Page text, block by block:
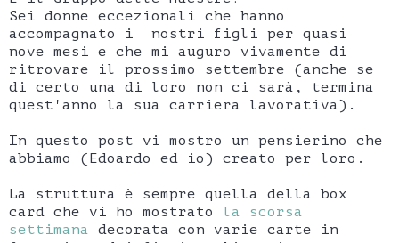
Sei donne eccezionali che hanno
accompagnato i nostri figli per quasi
nove mesi e che mi auguro vivamente di
ritrovare il prossimo settembre (anche se
di certo una di loro non ci sarà, termina
quest'anno la sua carriera lavorativa).
In questo post vi mostro un pensierino che
abbiamo (Edoardo ed io) creato per loro.
La struttura è sempre quella della box
card che vi ho mostrato la scorsa
settimana decorata con varie carte in